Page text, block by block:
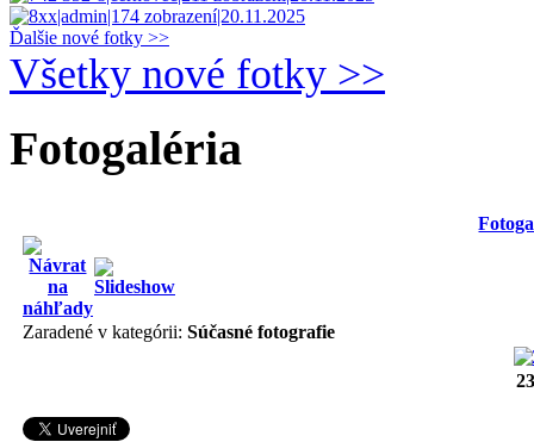
Ďalšie nové fotky >>
Všetky nové fotky >>
Fotogaléria
Zaradené v kategórii: Súčasné fotografie